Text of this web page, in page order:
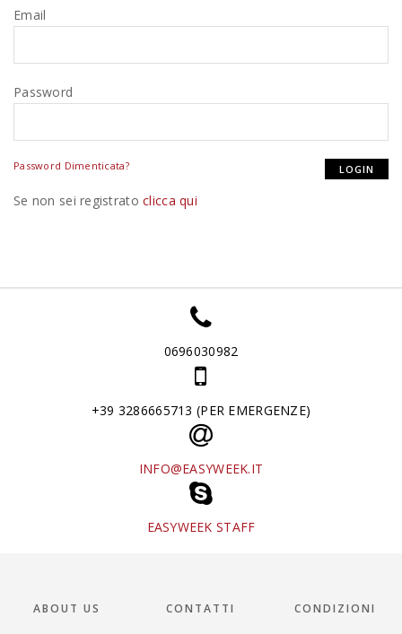
Email
Password
Password Dimenticata?
Se non sei registratoclicca qui
0696030982
+39 3286665713 (PER EMERGENZE)
INFO@EASYWEEK.IT
EASYWEEK STAFF
ABOUT US CONTATTI CONDIZIONI